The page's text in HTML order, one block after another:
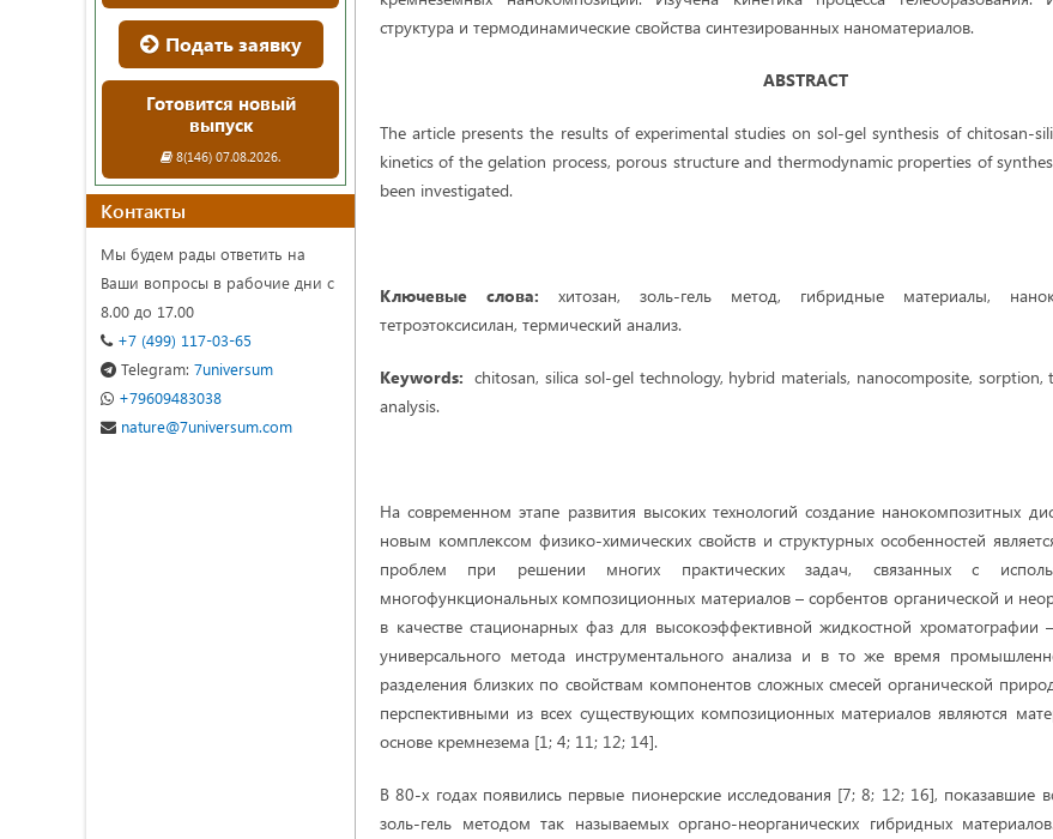
структура и термодинамические свойства синтезированных наноматериалов.
ABSTRACT
The article presents the results of experimental studies on sol-gel synthesis of chitosan-
kinetics of the gelation process, porous structure and thermodynamic properties of
been investigated.
Ключевые слова: хитозан,
золь-гель метод, гибридные материалы,
тетроэтоксисилан, термический анализ.
Keywords: сhitosan, silica sol-gel technology, hybrid materials, nanocomposite, sorption,
analysis.
На современном этапе развития высоких технологий создание нанокомпозитных
новым комплексом физико-химических свойств и структурных особенностей
проблем при решении многих практических задач, связанных с
многофункциональных композиционных материалов – сорбентов органической и
в качестве стационарных фаз для высокоэффективной жидкостной
универсального метода инструментального анализа и в то же время
разделения близких по свойствам компонентов сложных смесей органической
перспективными из всех существующих композиционных материалов являются
основе кремнезема [1; 4; 11; 12; 14].
В 80-х годах появились первые пионерские исследования [7; 8; 12; 16], показавшие
золь-гель методом так называемых органо-неорганических гибридных
Подать заявку
Готовится новый
выпуск
8(146) 07.08.2026.
Контакты
Мы будем рады ответить на
Ваши вопросы в рабочие дни с
8.00 до 17.00
+7 (499) 117-03-65
Telegram: 7universum
+79609483038
nature@7universum.com